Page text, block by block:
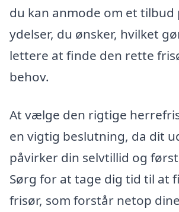
du kan anmode om et tilbud
ydelser, du ønsker, hvilket
lettere at finde den rette
behov.
At vælge den rigtige
en vigtig beslutning, da dit
påvirker din selvtillid og
Sørg for at tage dig tid til at
frisør, som forstår netop